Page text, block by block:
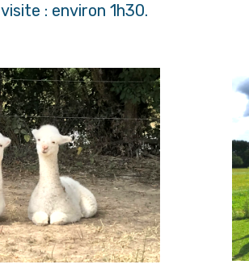
: environ 1h30.